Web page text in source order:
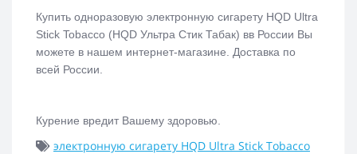
Купить одноразовую электронную сигарету HQD Ultra
Stick Tobacco (HQD Ультра Стик Табак) вв России Вы
можете в нашем интернет-магазине. Доставка по
всей России.
Курение вредит Вашему здоровью.
электронную сигарету HQD Ultra Stick Tobacco